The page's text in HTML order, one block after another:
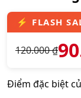
120.000₫
Điểm đặc biệt